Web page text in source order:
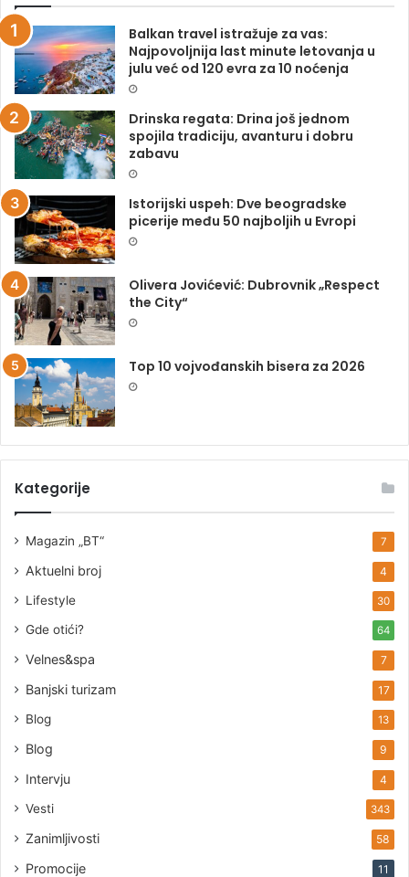
Balkan travel istražuje za vas:
Najpovoljnija last minute letovanja u
julu već od 120 evra za 10 noćenja
Drinska regata: Drina još jednom
spojila tradiciju, avanturu i dobru
zabavu
Istorijski uspeh: Dve beogradske
picerije među 50 najboljih u Evropi
Olivera Jovićević: Dubrovnik „Respect
the City“
Top 10 vojvođanskih bisera za 2026
Kategorije
Magazin „BT“ 7
Aktuelni broj 4
Lifestyle 30
Gde otići? 64
Velnes&spa 7
Banjski turizam 17
Blog 13
Blog 9
Intervju 4
Vesti 343
Zanimljivosti 58
Promocije 11